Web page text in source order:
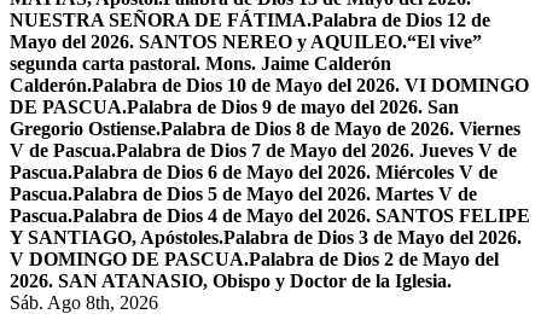
NUESTRA SEÑORA DE FÁTIMA.Palabra de Dios 12 de
Mayo del 2026. SANTOS NEREO y AQUILEO.“El vive”
segunda carta pastoral. Mons. Jaime Calderón
Calderón.Palabra de Dios 10 de Mayo del 2026. VI DOMINGO
DE PASCUA.Palabra de Dios 9 de mayo del 2026. San
Gregorio Ostiense.Palabra de Dios 8 de Mayo de 2026. Viernes
V de Pascua.Palabra de Dios 7 de Mayo del 2026. Jueves V de
Pascua.Palabra de Dios 6 de Mayo del 2026. Miércoles V de
Pascua.Palabra de Dios 5 de Mayo del 2026. Martes V de
Pascua.Palabra de Dios 4 de Mayo del 2026. SANTOS FELIPE
Y SANTIAGO, Apóstoles.Palabra de Dios 3 de Mayo del 2026.
V DOMINGO DE PASCUA.Palabra de Dios 2 de Mayo del
2026. SAN ATANASIO, Obispo y Doctor de la Iglesia.
Sáb. Ago 8th, 2026